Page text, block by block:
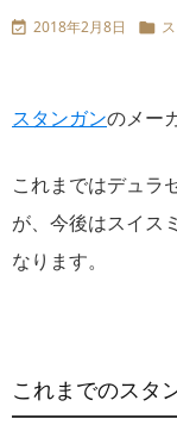
 2018年2月8日 
スタンガンのメー
これまではデュラ
が、今後はスイス
なります。
これまでのスタ